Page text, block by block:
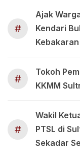
#
Ajak
Kendari
#
Tokoh
KKMM
#
Wakil
PTSL di
Sekadar